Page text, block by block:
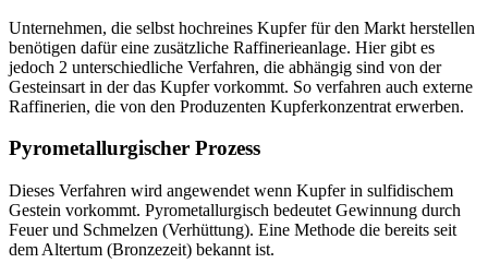
Unternehmen, die selbst hochreines Kupfer für den Markt herstellen
benötigen dafür eine zusätzliche Raffinerieanlage. Hier gibt es
jedoch 2 unterschiedliche Verfahren, die abhängig sind von der
Gesteinsart in der das Kupfer vorkommt. So verfahren auch externe
Raffinerien, die von den Produzenten Kupferkonzentrat erwerben.
Pyrometallurgischer Prozess
Dieses Verfahren wird angewendet wenn Kupfer in sulfidischem
Gestein vorkommt. Pyrometallurgisch bedeutet Gewinnung durch
Feuer und Schmelzen (Verhüttung). Eine Methode die bereits seit
dem Altertum (Bronzezeit) bekannt ist.